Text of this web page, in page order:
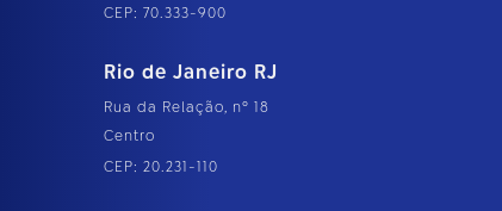
CEP: 70.333-900
Rio de Janeiro RJ
Rua da Relação, nº 18
Centro
CEP: 20.231-110